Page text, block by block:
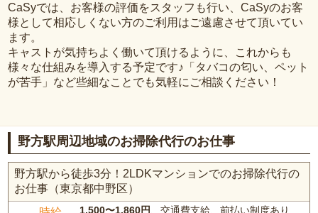
CaSyでは、お客様の評価をスタッフも行い、CaSyのお客
様として相応しくない方のご利用はご遠慮させて頂いてい
ます。
キャストが気持ちよく働いて頂けるように、これからも
様々な仕組みを導入する予定です♪「タバコの匂い、ペット
が苦手」など些細なことでも気軽にご相談ください！
野方駅周辺地域のお掃除代行のお仕事
野方駅から徒歩3分！2LDKマンションでのお掃除代行の
お仕事（東京都中野区）
1,500〜1,860円 、交通費支給、前払い制度あり